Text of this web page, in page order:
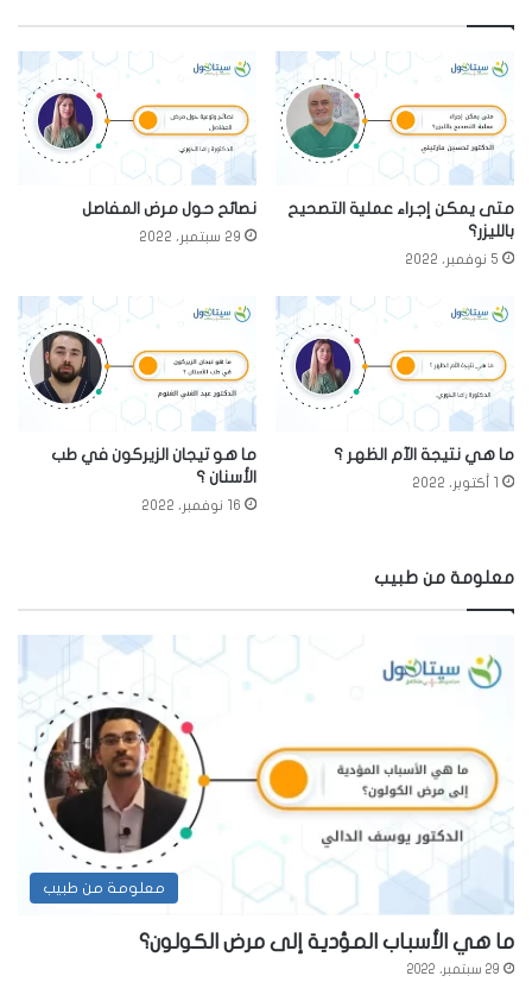
متى يمكن إجراء عملية التصحيح
بالليزر؟
5 نوفمبر، 2022
نصائح حول مرض المفاصل
29 سبتمبر، 2022
ما هي نتيجة الآم الظهر ؟
1 أكتوبر، 2022
ما هو تيجان الزيركون في طب
الأسنان ؟
16 نوفمبر، 2022
معلومة من طبيب
معلومة من طبيب
ما هي الأسباب المؤدية إلى مرض الكولون؟
29 سبتمبر، 2022